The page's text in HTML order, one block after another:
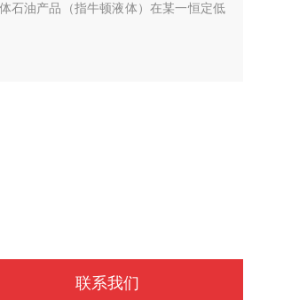
石油产品（指牛顿液体）在某一恒定低
联系我们